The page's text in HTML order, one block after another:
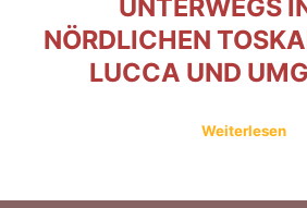
UNTERWEGS
NÖRDLICHEN
LUCCA UND
Weiterlesen